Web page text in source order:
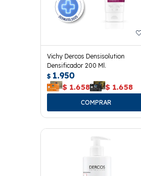
Vichy Dercos Densisolution
Densificador 200 Ml.
$ 1.950
$ 1.658 $ 1.658